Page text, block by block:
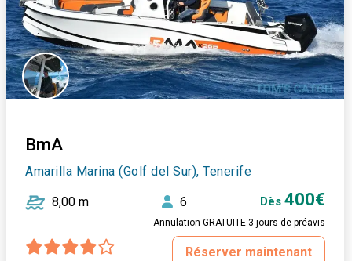
BmA
Amarilla Marina (Golf del Sur), Tenerife
8,00 m 6 Dès 400€
Annulation GRATUITE 3 jours de préavis
Réserver maintenant